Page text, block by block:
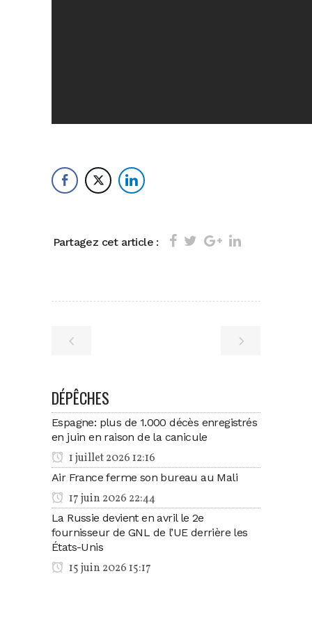
Partagez cet article :
DÉPÊCHES
Espagne: plus de 1.000 décès enregistrés
en juin en raison de la canicule
1 juillet 2026 12:16
Air France ferme son bureau au Mali
17 juin 2026 22:44
La Russie devient en avril le 2e
fournisseur de GNL de l’UE derrière les
États-Unis
15 juin 2026 15:17